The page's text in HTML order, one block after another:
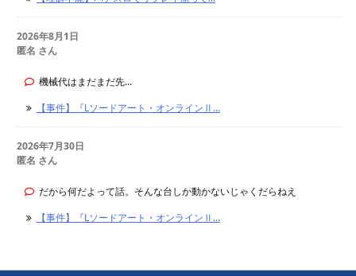
2026年8月1日
匿名 さん
機械代はまだまだ先...
【事件】『Lソードアート・オンラインⅡ...
2026年7月30日
匿名 さん
だから何だよって話。そんな台しか動かないじゃくだらねえ
【事件】『Lソードアート・オンラインⅡ...